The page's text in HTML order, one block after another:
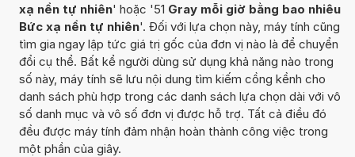
xạ nền tự nhiên' hoặc '51 Gray mỗi giờ bằng bao nhiêu
Bức xạ nền tự nhiên'. Đối với lựa chọn này, máy tính cũng
tìm gia ngay lập tức giá trị gốc của đơn vị nào là để chuyển
đổi cụ thể. Bất kể người dùng sử dụng khả năng nào trong
số này, máy tính sẽ lưu nội dung tìm kiếm cồng kềnh cho
danh sách phù hợp trong các danh sách lựa chọn dài với vô
số danh mục và vô số đơn vị được hỗ trợ. Tất cả điều đó
đều được máy tính đảm nhận hoàn thành công việc trong
một phần của giây.